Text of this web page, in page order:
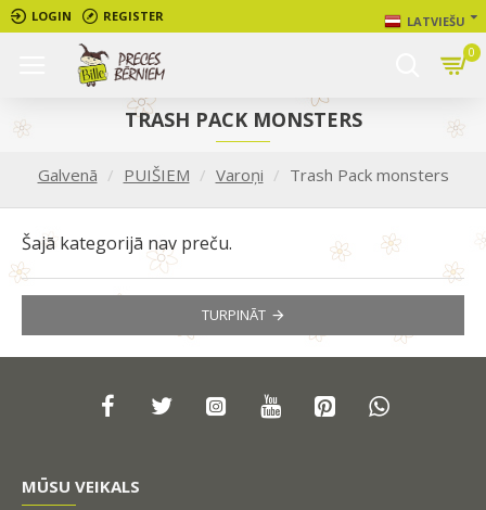
LOGIN REGISTER LATVIEŠU
0
Galvenā PUIŠIEM Varoņi Trash Pack monsters
TRASH PACK MONSTERS
Šajā kategorijā nav preču.
TURPINĀT
MŪSU VEIKALS